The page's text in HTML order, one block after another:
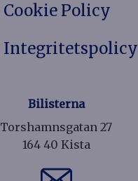
Cookie Policy
Integritetspolicy
Bilisterna
Torshamnsgatan 27
164 40 Kista